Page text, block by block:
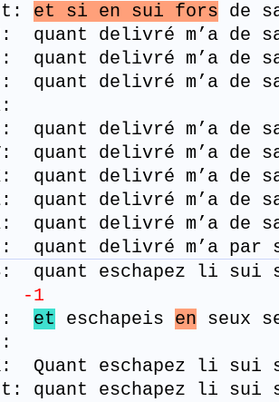
et si en sui fors de
quant delivré m’a de
quant delivré m’a de
quant delivré m’a de
quant delivré m’a de
quant delivré m’a de
quant delivré m’a de
quant delivré m’a de
quant delivré m’a de
quant delivré m’a par
quant eschapez li sui
-1
et eschapeis en seux
Quant eschapez li sui
quant eschapez li sui